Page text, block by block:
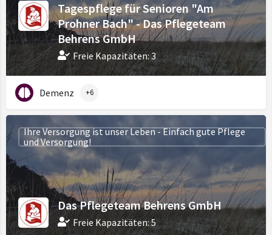
Tagespflege für Senioren "Am
Prohner Bach" - Das Pflegeteam
Behrens GmbH
Freie Kapazitäten: 3
Demenz +6
Das Pflegeteam Behrens GmbH
Freie Kapazitäten: 5
Ihre Versorgung ist unser Leben - Einfach gute Pflege
und Versorgung!